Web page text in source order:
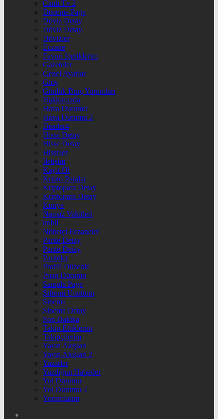
Canlı Tv 2
Deneme Page
Döviz Detay
Döviz Detay
Dövizler
Eczane
Favori İçeriklerim
Gazeteler
Genel Ayarlar
Giriş
Günlük Burç Yorumları
Hakkımızda
Hava Durumu
Hava Durumu 2
Header4
Hisse Detay
Hisse Detay
Hisseler
İletişim
Kayıt Ol
Kripto Paralar
Kriptopara Detay
Kriptopara Detay
Künye
Namaz Vakitleri
nnbil
Nöbetçi Eczaneler
Parite Detay
Parite Detay
Pariteler
Profili Düzenle
Puan Durumu
Sample Page
Şifremi Unuttum
Sinema
Sinema Detay
Son Dakika
Takip Ettiklerim
Takipçilerim
Yayın Akışları
Yayın Akışları 2
Yazarlar
Yazdığım Haberler
Yol Durumu
Yol Durumu 2
Yorumlarım